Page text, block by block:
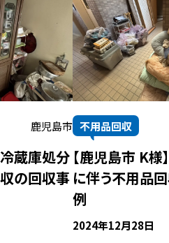
鹿児島市
冷蔵庫処分
の回収事
不用品回収
【鹿児島市 K様
に伴う不用品
例
2024年12月28日